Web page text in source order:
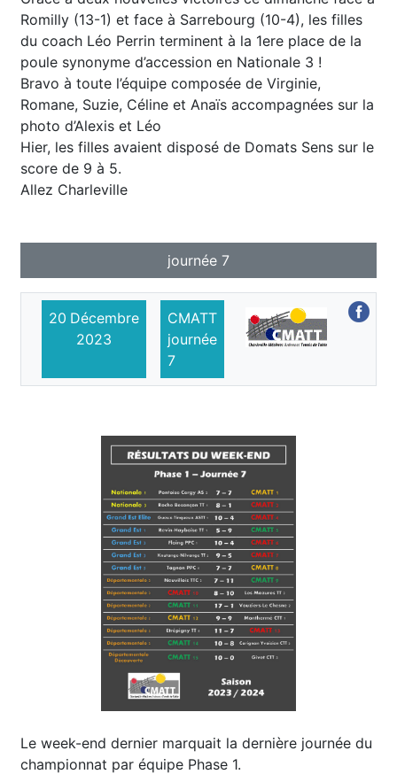
Romilly (13-1) et face à Sarrebourg (10-4), les filles
du coach Léo Perrin terminent à la 1ere place de la
poule synonyme d’accession en Nationale 3 !
Bravo à toute l’équipe composée de Virginie,
Romane, Suzie, Céline et Anaïs accompagnées sur la
photo d’Alexis et Léo
Hier, les filles avaient disposé de Domats Sens sur le
score de 9 à 5.
Allez Charleville
journée 7
20 Décembre
2023
CMATT
journée
7
Le week-end dernier marquait la dernière journée du
championnat par équipe Phase 1.